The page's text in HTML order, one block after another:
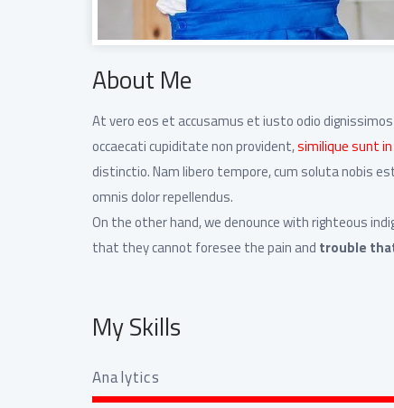
About Me
At vero eos et accusamus et iusto odio
occaecati cupiditate non provident,similique sunt
distinctio. Nam libero tempore, cum soluta nobis
omnis dolor repellendus.
On the other hand, we denounce with righteous
that they cannot foresee the pain and trouble
My Skills
Analytics